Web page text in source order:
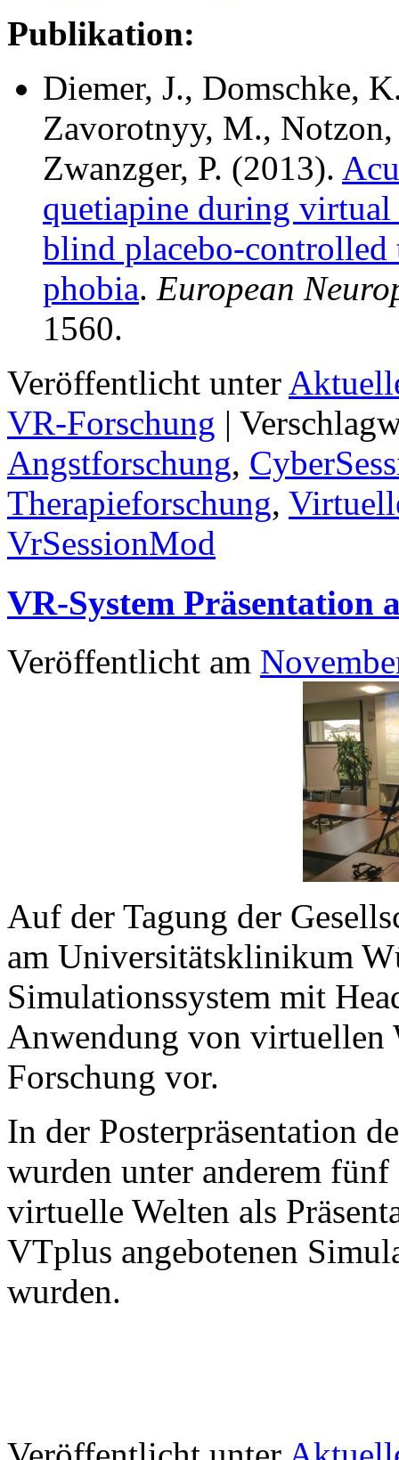
Publikation:
Diemer, J., Domschke,
Zavorotnyy, M.,
Zwanzger, P. (2013).
quetiapine during
blind placebo-
phobia. European
1560.
Veröffentlicht unter
VR-Forschung |
Angstforschung,
Therapieforschung,
VrSessionMod
VR-System Präsentation
Veröffentlicht am
Auf der Tagung der
am Universitätsklinikum
Simulationssystem mit
Anwendung von virtuellen
Forschung vor.
In der Posterpräsentation
wurden unter anderem
virtuelle Welten als
VTplus angebotenen
wurden.